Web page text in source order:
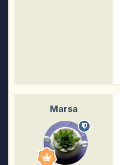
Marsa